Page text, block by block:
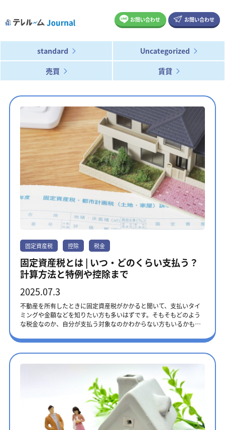
お問い合わせ お問い合わせ
standard
Uncategorized
売買
賃貸
固定資産税 控除 税金
固定資産税とは | いつ・どのくらい支払う？
計算方法と特例や控除まで
2025.07.3
不動産を所有したときに固定資産税がかかると聞いて、支払いタイ
ミングや金額などを知りたい方も多いはずです。そもそもどのよう
な税金なのか、自分が支払う対象なのかわからない方もいるかもし
イミング、計算方法などをわかりやすく解説します。税金の負担を
軽くする特例や控除についても紹介するため、不動産にかかる支出
に記載されている内容は、2025年7月執筆時点のものです。記事公
開以降に、法改正される可能性もありますので、最新情報は不動産
を管轄する市区町村や税事務所のホームページなどでご確認くださ
償却資産といった固定資産を持っている人に課される税金です。償
却資産とは、事業を行う上で使う時間の経過とともに価値が減るも
のです。固定資産が所在する市町村（東京23区内は都）に納めま